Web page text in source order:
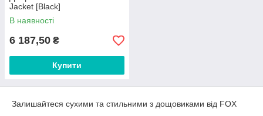
Jacket [Black]
В наявності
6 187,50 ₴
Купити
Залишайтеся сухими та стильними з дощовиками від FOX